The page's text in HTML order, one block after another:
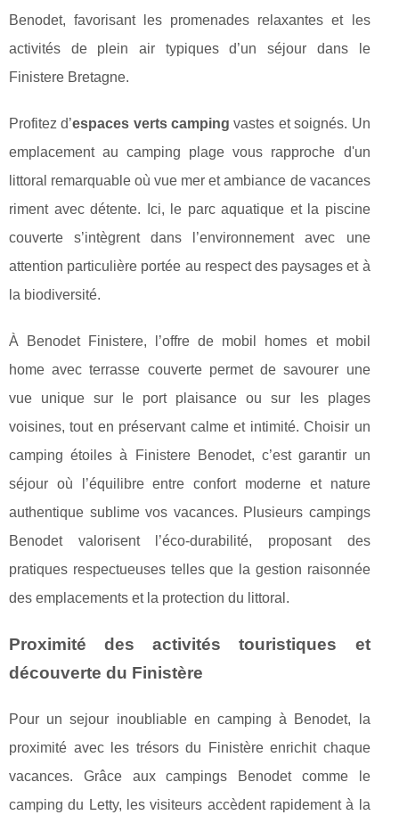
Benodet, favorisant les promenades relaxantes et les
activités de plein air typiques d’un séjour dans le
Finistere Bretagne.
Profitez d’espaces verts camping vastes et soignés. Un
emplacement au camping plage vous rapproche d'un
littoral remarquable où vue mer et ambiance de vacances
riment avec détente. Ici, le parc aquatique et la piscine
couverte s’intègrent dans l’environnement avec une
attention particulière portée au respect des paysages et à
la biodiversité.
À Benodet Finistere, l’offre de mobil homes et mobil
home avec terrasse couverte permet de savourer une
vue unique sur le port plaisance ou sur les plages
voisines, tout en préservant calme et intimité. Choisir un
camping étoiles à Finistere Benodet, c’est garantir un
séjour où l’équilibre entre confort moderne et nature
authentique sublime vos vacances. Plusieurs campings
Benodet valorisent l’éco-durabilité, proposant des
pratiques respectueuses telles que la gestion raisonnée
des emplacements et la protection du littoral.
Proximité des activités touristiques et
découverte du Finistère
Pour un sejour inoubliable en camping à Benodet, la
proximité avec les trésors du Finistère enrichit chaque
vacances. Grâce aux campings Benodet comme le
camping du Letty, les visiteurs accèdent rapidement à la